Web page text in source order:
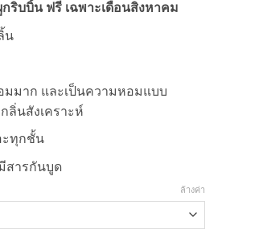
ริบบิ้น ฟรี เฉพาะเดือนสิงหาคม
น
มาก และเป็นความหอมแบบ
ลิ่นสังเคราะห์
ะทุกชั้น
สารกันบูด
ล้างค่า